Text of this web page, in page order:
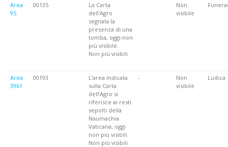
Area
95
00135
La Carta
dell'Agro
segnala la
presenza di una
tomba, oggi non
più visibile.
Non più visibili
Non
visibile
Area
3961
00193
L’area indicata
sulla Carta
dell’Agro si
riferisce ai resti
sepolti della
Naumachia
Vaticana, oggi
non più visibili.
Non più visibili
-
Non
visibile
Ludica